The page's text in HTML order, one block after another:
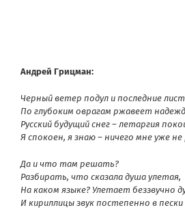
Андрей Грицман:
Черный ветер подул и последние
По глубоким оврагам ржавеет
Русский будущий снег – летаргия
Я спокоен, я знаю – ничего мне уже
Да и что там решать?
Разбирать, что сказала душа улетая,
На каком языке? Улетает беззвучно
И кириллицы звук постепенно в